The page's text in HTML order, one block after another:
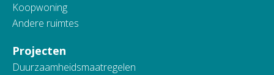
Koopwoning
Andere ruimtes
Projecten
Duurzaamheidsmaatregelen